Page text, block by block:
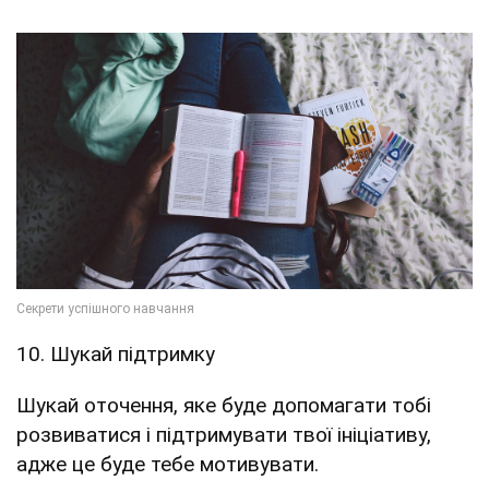
10. Шукай підтримку
Шукай оточення, яке буде допомагати тобі
розвиватися і підтримувати твої ініціативу,
адже це буде тебе мотивувати.